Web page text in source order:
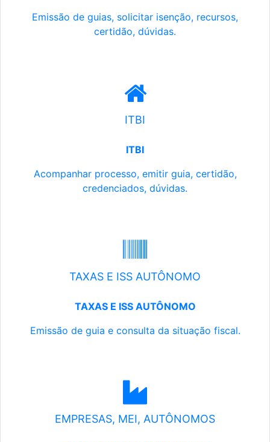
Emissão de guias, solicitar isenção, recursos,
certidão, dúvidas.
ITBI
ITBI
Acompanhar processo, emitir guia, certidão,
credenciados, dúvidas.
TAXAS E ISS AUTÔNOMO
TAXAS E ISS AUTÔNOMO
Emissão de guia e consulta da situação fiscal.
EMPRESAS, MEI, AUTÔNOMOS